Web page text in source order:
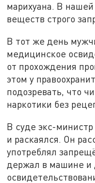
марихуана. В
веществ строго
В тот же день
медицинское
от прохождения
этом у
подозревать, что
наркотики без
В суде экс-
и раскаялся. Он
употреблял
держал в машине и